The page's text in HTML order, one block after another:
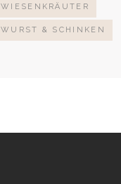
WIESENKRÄUTER
WURST & SCHINKEN